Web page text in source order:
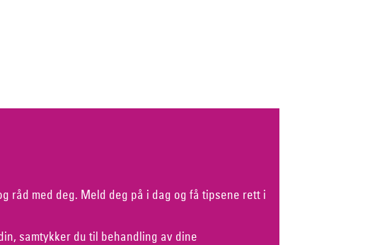
råd med deg. Meld deg på i dag og få tipsene rett i
samtykker du til behandling av dine